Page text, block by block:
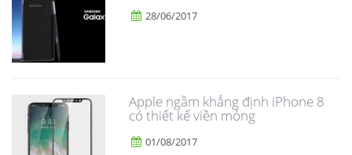
28/06/2017
Apple ngầm khẳng định iPhone 8
có thiết kế viền mỏng
01/08/2017